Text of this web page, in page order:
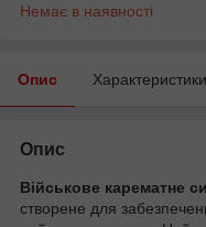
Немає в наявності
Опис Характеристики
Опис
Військове карематне
створене для